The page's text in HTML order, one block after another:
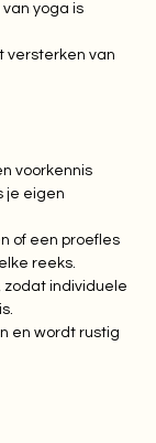
yoga is
versterken van
voorkennis
je eigen
of een proefles
reeks.
zodat individuele
en wordt rustig